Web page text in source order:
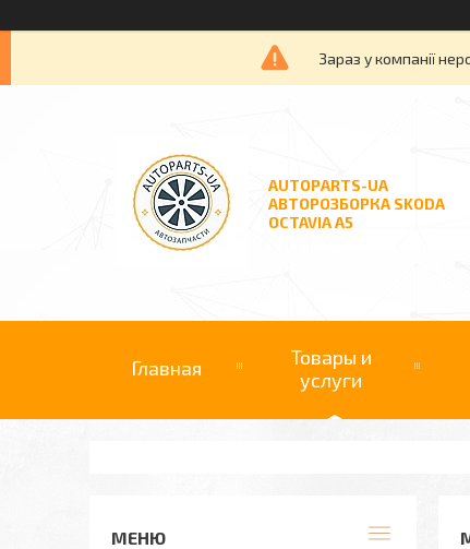
Зараз у компанії
AUTOPARTS-UA
АВТОРОЗБОРКА SKODA
OCTAVIA A5
Главная
Товары и
услуги